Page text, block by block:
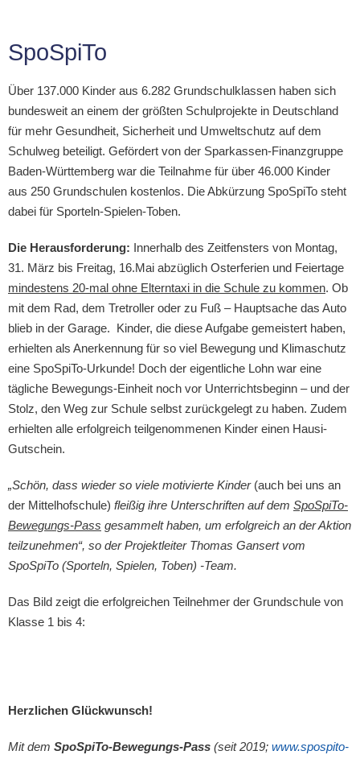
SpoSpiTo
Über 137.000 Kinder aus 6.282 Grundschulklassen haben sich
bundesweit an einem der größten Schulprojekte in Deutschland
für mehr Gesundheit, Sicherheit und Umweltschutz auf dem
Schulweg beteiligt. Gefördert von der Sparkassen-Finanzgruppe
Baden-Württemberg war die Teilnahme für über 46.000 Kinder
aus 250 Grundschulen kostenlos. Die Abkürzung SpoSpiTo steht
dabei für Sporteln-Spielen-Toben.
Die Herausforderung: Innerhalb des Zeitfensters von Montag,
31. März bis Freitag, 16.Mai abzüglich Osterferien und Feiertage
mindestens 20-mal ohne Elterntaxi in die Schule zu kommen. Ob
mit dem Rad, dem Tretroller oder zu Fuß – Hauptsache das Auto
blieb in der Garage. Kinder, die diese Aufgabe gemeistert haben,
erhielten als Anerkennung für so viel Bewegung und Klimaschutz
eine SpoSpiTo-Urkunde! Doch der eigentliche Lohn war eine
tägliche Bewegungs-Einheit noch vor Unterrichtsbeginn – und der
Stolz, den Weg zur Schule selbst zurückgelegt zu haben. Zudem
erhielten alle erfolgreich teilgenommenen Kinder einen Hausi-
Gutschein.
„Schön, dass wieder so viele motivierte Kinder(auch bei uns an
der Mittelhofschule) fleißig ihre Unterschriften auf dem SpoSpiTo-
Bewegungs-Pass gesammelt haben, um erfolgreich an der Aktion
teilzunehmen“, so der Projektleiter Thomas Gansert vom
SpoSpiTo (Sporteln, Spielen, Toben) -Team.
Das Bild zeigt die erfolgreichen Teilnehmer der Grundschule von
Klasse 1 bis 4:
Herzlichen Glückwunsch!
Mit dem SpoSpiTo-Bewegungs-Pass (seit 2019; www.spospito-